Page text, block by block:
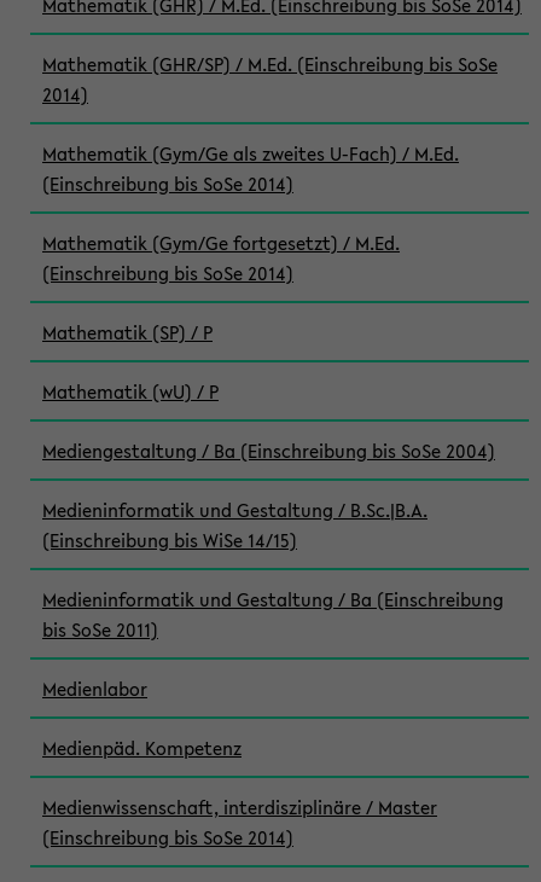
Mathematik (GHR/SP) / M.Ed. (Einschreibung bis SoSe
2014)
Mathematik (Gym/Ge als zweites U-Fach) / M.Ed.
(Einschreibung bis SoSe 2014)
Mathematik (Gym/Ge fortgesetzt) / M.Ed.
(Einschreibung bis SoSe 2014)
Mathematik (SP) / P
Mathematik (wU) / P
Mediengestaltung / Ba (Einschreibung bis SoSe 2004)
Medieninformatik und Gestaltung / B.Sc.|B.A.
(Einschreibung bis WiSe 14/15)
Medieninformatik und Gestaltung / Ba (Einschreibung
bis SoSe 2011)
Medienlabor
Medienpäd. Kompetenz
Medienwissenschaft, interdisziplinäre / Master
(Einschreibung bis SoSe 2014)